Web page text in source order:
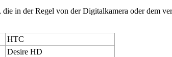
in der Regel von der Digitalkamera oder dem
HTC
Desire HD